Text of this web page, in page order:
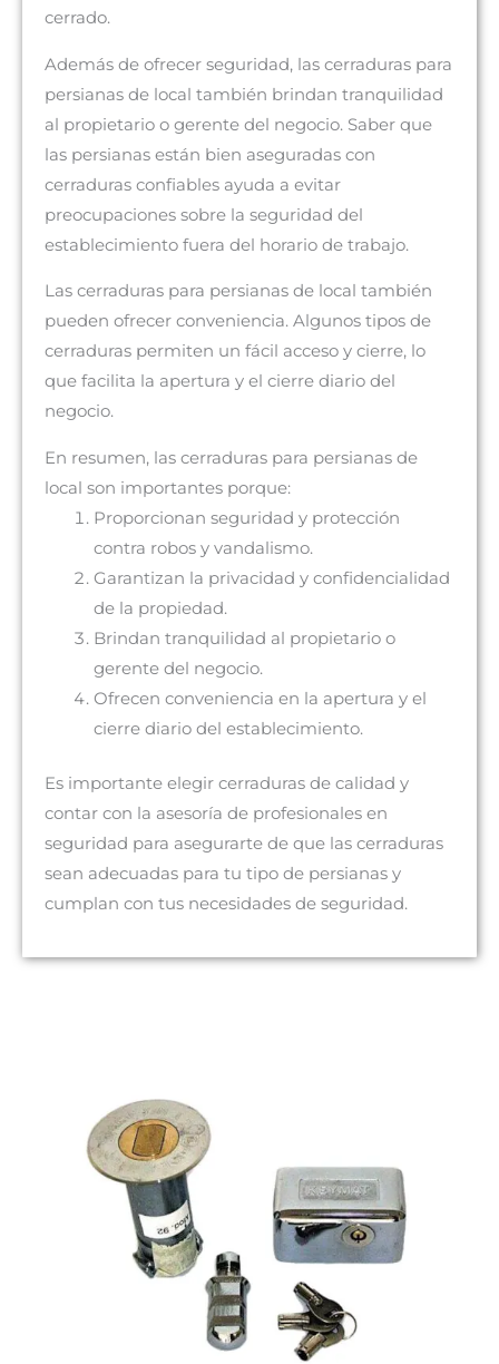
cerrado.
Además de ofrecer seguridad, las cerraduras para
persianas de local también brindan tranquilidad
al propietario o gerente del negocio. Saber que
las persianas están bien aseguradas con
cerraduras confiables ayuda a evitar
preocupaciones sobre la seguridad del
establecimiento fuera del horario de trabajo.
Las cerraduras para persianas de local también
pueden ofrecer conveniencia. Algunos tipos de
cerraduras permiten un fácil acceso y cierre, lo
que facilita la apertura y el cierre diario del
negocio.
En resumen, las cerraduras para persianas de
local son importantes porque:
Proporcionan seguridad y protección
contra robos y vandalismo.
Garantizan la privacidad y confidencialidad
de la propiedad.
Brindan tranquilidad al propietario o
gerente del negocio.
Ofrecen conveniencia en la apertura y el
cierre diario del establecimiento.
Es importante elegir cerraduras de calidad y
contar con la asesoría de profesionales en
seguridad para asegurarte de que las cerraduras
sean adecuadas para tu tipo de persianas y
cumplan con tus necesidades de seguridad.